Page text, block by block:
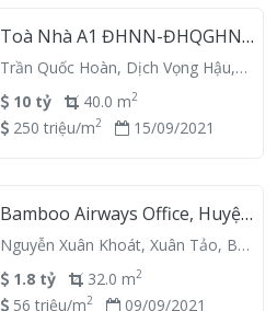
Toà Nhà A1 ĐHNN-ĐHQGHN,
Nhà Hiệu Bộ, Quận Cầu Giấy,
Hanoi 123300, Vietnam
Trần Quốc Hoàn, Dịch Vọng Hậu,
Cầu Giấy, Hà Nội
10 tỷ 40.0 m2
250 triệu/m2 15/09/2021
Bamboo Airways Office, Huyện
Từ Liêm, Hanoi 129300,
Vietnam
Nguyễn Xuân Khoát, Xuân Tảo, Bắc
Từ Liêm, Hà Nội
1.8 tỷ 32.0 m2
56 triệu/m2 09/09/2021